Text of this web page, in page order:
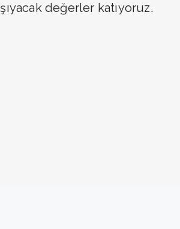
değerler katıyoruz.